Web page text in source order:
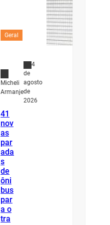
Geral
Micheli
Armanje
4
de
agosto
de
2026
41
nov
as
par
ada
s
de
ôni
bus
par
a o
tra